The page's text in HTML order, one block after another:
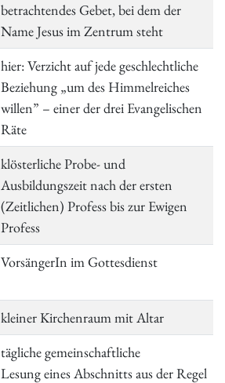
betrachtendes Gebet, bei dem der
Name Jesus im Zentrum steht
hier: Verzicht auf jede geschlechtliche
Beziehung „um des Himmelreiches
willen” – einer der drei Evangelischen
Räte
klösterliche Probe- und
Ausbildungszeit nach der ersten
(Zeitlichen) Profess bis zur Ewigen
Profess
VorsängerIn im Gottesdienst
kleiner Kirchenraum mit Altar
tägliche gemeinschaftliche
Lesung eines Abschnitts aus der Regel